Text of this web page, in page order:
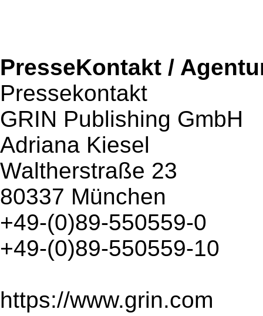
PresseKontakt /
Pressekontakt
GRIN Publishing GmbH
Adriana Kiesel
Waltherstraße 23
80337 München
+49-(0)89-550559-0
+49-(0)89-550559-10
https://www.grin.com